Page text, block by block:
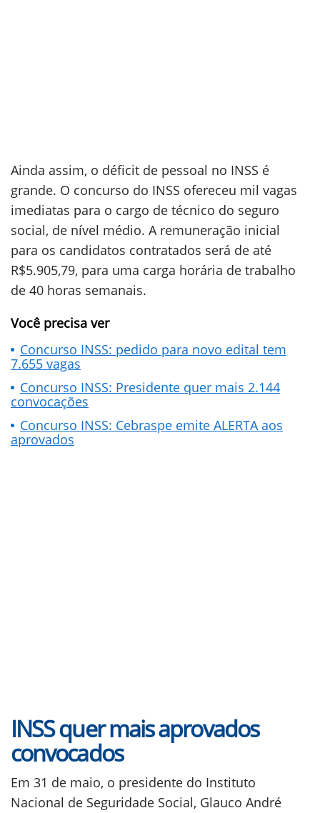
Ainda assim, o déficit de pessoal no INSS é
grande. O concurso do INSS ofereceu mil vagas
imediatas para o cargo de técnico do seguro
social, de nível médio. A remuneração inicial
para os candidatos contratados será de até
R$5.905,79, para uma carga horária de trabalho
de 40 horas semanais.
Você precisa ver
Concurso INSS: pedido para novo edital tem
7.655 vagas
Concurso INSS: Presidente quer mais 2.144
convocações
Concurso INSS: Cebraspe emite ALERTA aos
aprovados
INSS quer mais aprovados
convocados
Em 31 de maio, o presidente do Instituto
Nacional de Seguridade Social, Glauco André